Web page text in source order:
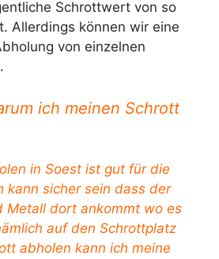
Schrottwert von so
Allerdings können wir eine
von einzelnen
ich meinen Schrott
in Soest ist gut für die
kann sicher sein dass der
Metall dort ankommt wo es
auf den Schrottplatz
abholen kann ich meine